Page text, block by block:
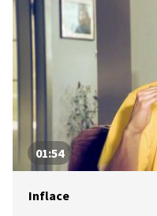
01:54
Inflace